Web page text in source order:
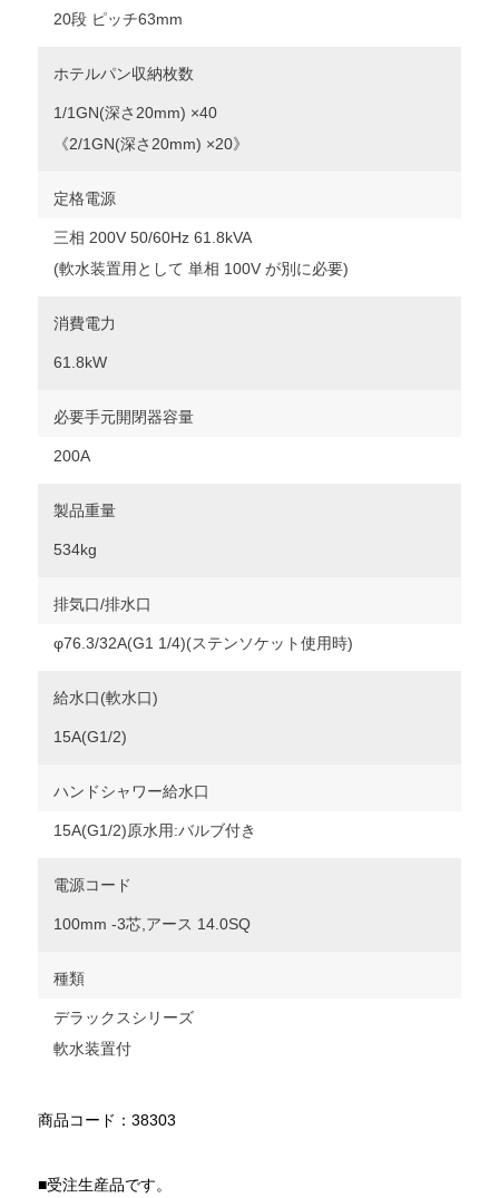
20段 ピッチ63mm
ホテルパン収納枚数
1/1GN(深さ20mm) ×40
《2/1GN(深さ20mm) ×20》
定格電源
三相 200V 50/60Hz 61.8kVA
(軟水装置用として 単相 100V が別に必要)
消費電力
61.8kW
必要手元開閉器容量
200A
製品重量
534kg
排気口/排水口
φ76.3/32A(G1 1/4)(ステンソケット使用時)
給水口(軟水口)
15A(G1/2)
ハンドシャワー給水口
15A(G1/2)原水用:バルブ付き
電源コード
100mm -3芯,アース 14.0SQ
種類
デラックスシリーズ
軟水装置付
商品コード：38303
■受注生産品です。